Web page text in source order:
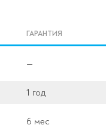
ГАРАНТИЯ
—
1 год
6 мес